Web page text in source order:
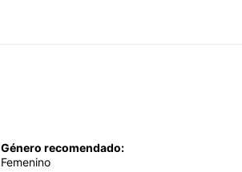
Género recomendado:
Femenino